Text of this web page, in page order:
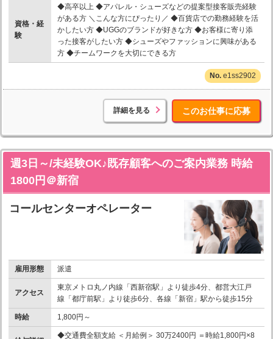
資格・経
験
◆高卒以上 ◆アパレル・シューズなどの提案型接客販売経験
がある方 ＼こんな方にぴったり／ ◆百貨店での勤務経験を活
かしたい方 ◆UGGのブランドが好きな方 ◆お客様に寄り添
った接客がしたい方 ◆シューズやファッションに興味がある
方 ◆チームワークを大切にできる方
e1ss2902
詳細を見る このお仕事に応募
週3日～/未経験OK♪既存顧客へのご案内業務 時給
1800円＠新宿
コールセンターオペレーター
雇用形態 派遣
アクセス
東京メトロ丸ノ内線「西新宿駅」より徒歩4分、都営大江戸
線「都庁前駅」より徒歩6分、各線「新宿」駅から徒歩15分
時給 1,800円～
◆交通費全額支給 ＜月給例＞ 30万2400円 ＝時給1,800円×8